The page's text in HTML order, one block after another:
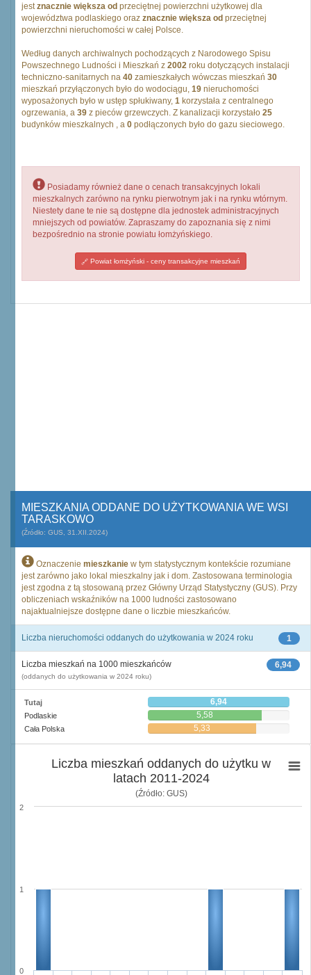
jestznacznie większa od przeciętnej powierzchni użytkowej dla
województwa podlaskiego oraz znacznie większa od przeciętnej
powierzchni nieruchomości w całej Polsce.
Według danych archiwalnych pochodzących z Narodowego Spisu
Powszechnego Ludności i Mieszkań z 2002 roku dotyczących instalacji
techniczno-sanitarnych na 40 zamieszkałych wówczas mieszkań 30
mieszkań przyłączonych było do wodociągu, 19 nieruchomości
wyposażonych było w ustęp spłukiwany, 1 korzystała z centralnego
ogrzewania, a 39 z pieców grzewczych. Z kanalizacji korzystało 25
budynków mieszkalnych , a 0 podłączonych było do gazu sieciowego.
Posiadamy również dane o cenach transakcyjnych lokali
mieszkalnych zarówno na rynku pierwotnym jak i na rynku wtórnym.
Niestety dane te nie są dostępne dla jednostek administracyjnych
mniejszych od powiatów. Zapraszamy do zapoznania się z nimi
bezpośrednio na stronie powiatu łomżyńskiego.
Powiat łomżyński - ceny transakcyjne mieszkań
MIESZKANIA ODDANE DO UŻYTKOWANIA WE WSI
TARASKOWO
(Źródło: GUS, 31.XII.2024)
Oznaczenie mieszkanie w tym statystycznym kontekście rozumiane
jest zarówno jako lokal mieszkalny jak i dom. Zastosowana terminologia
jest zgodna z tą stosowaną przez Główny Urząd Statystyczny (GUS). Przy
obliczeniach wskaźników na 1000 ludności zastosowano
najaktualniejsze dostępne dane o liczbie mieszkańców.
1
Liczba nieruchomości oddanych do użytkowania w 2024 roku
6,94
Liczba mieszkań na 1000 mieszkańców
(oddanych do użytkowania w 2024 roku)
Tutaj 6,94
Podlaskie 5,58
Cała Polska 5,33
Liczba mieszkań oddanych do użytku w
latach 2011-2024
(Źródło: GUS)
0
1
2